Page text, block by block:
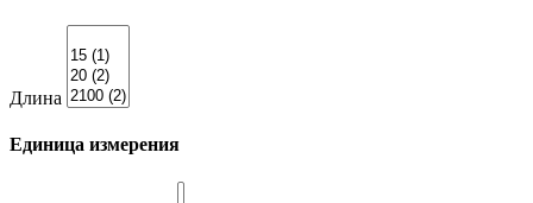
Длина
Единица измерения